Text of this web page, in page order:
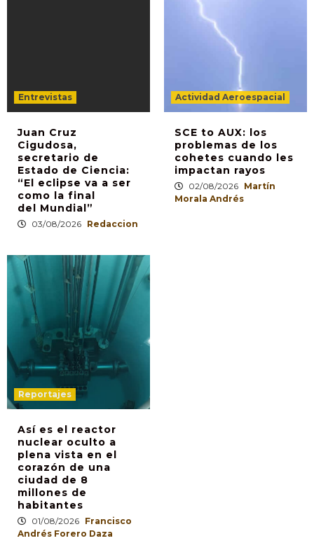
Entrevistas
Juan Cruz
Cigudosa,
secretario de
Estado de Ciencia:
“El eclipse va a ser
como la final
del Mundial”
03/08/2026 Redaccion
Actividad Aeroespacial
SCE to AUX: los
problemas de los
cohetes cuando les
impactan rayos
02/08/2026 Martín
Morala Andrés
Reportajes
Así es el reactor
nuclear oculto a
plena vista en el
corazón de una
ciudad de 8
millones de
habitantes
01/08/2026 Francisco
Andrés Forero Daza